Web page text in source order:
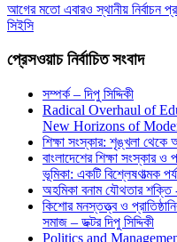
আগের মতো এবারও স্থানীয় নির্বাচন
সিইসি
প্রেসওয়াচ নির্বাচিত সংবাদ
সম্পর্ক – দিপু সিদ্দিকী
Radical Overhaul of
New Horizons of
শিক্ষা সংস্কার: শৃঙ্খলা থেকে
বাংলাদেশের শিক্ষা সংস্কার
ভূমিকা: একটি বিশ্লেষণাত্মক
অহমিকা বনাম যৌথতার শক্তি -
কিশোর মনস্তত্ত্ব ও
সমাজ – ডক্টর দিপু সিদ্দিকী
Politics and